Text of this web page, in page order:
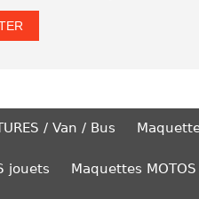
/ Van / Bus
jouets Maquettes MOTOS